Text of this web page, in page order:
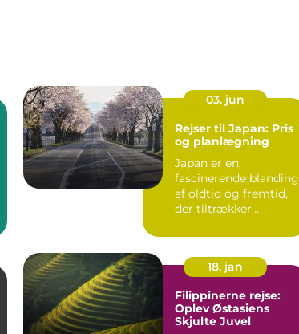
03. jun
Rejser til Japan: Pris
og planlægning
Japan er en
fascinerende blanding
af oldtid og fremtid,
der tiltrækker
verde...
18. jan
Filippinerne rejse:
Oplev Østasiens
Skjulte Juvel